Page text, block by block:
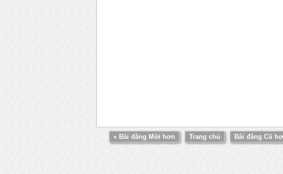
« Bài đăng Mới hơn Trang chủ Bài đăng Cũ